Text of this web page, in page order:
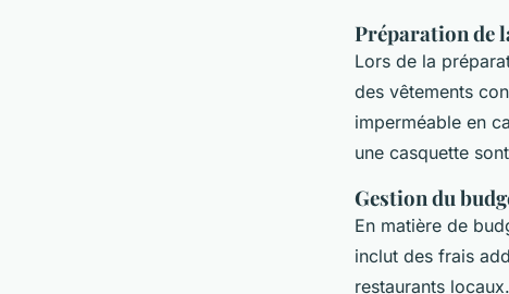
Préparation de
Lors de la
des vêtements
imperméable en
une casquette
Gestion du
En matière de
inclut des frais
restaurants